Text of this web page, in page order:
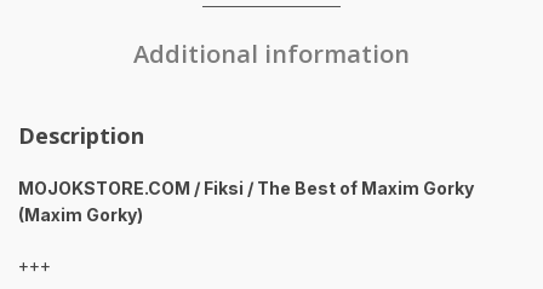
Additional information
Description
MOJOKSTORE.COM / Fiksi / The Best of Maxim Gorky
(Maxim Gorky)
+++